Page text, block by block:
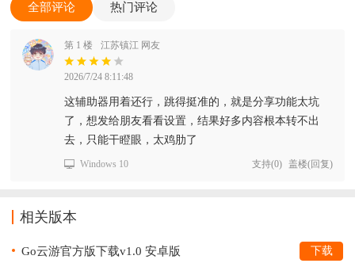
全部评论 热门评论
第 1 楼 江苏镇江 网友
2026/7/24 8:11:48
这辅助器用着还行，跳得挺准的，就是分享功能太坑
了，想发给朋友看看设置，结果好多内容根本转不出
去，只能干瞪眼，太鸡肋了
Windows 10 支持(0) 盖楼(回复)
相关版本
Go云游官方版下载v1.0 安卓版 下载